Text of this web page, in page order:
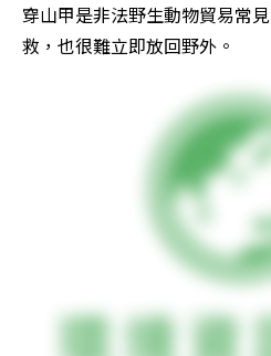
穿山甲是非法野生動物貿易常
救，也很難立即放回野外。